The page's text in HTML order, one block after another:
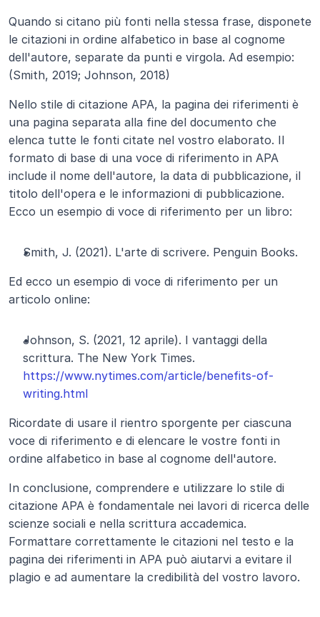
Quando si citano più fonti nella stessa frase, disponete
le citazioni in ordine alfabetico in base al cognome
dell'autore, separate da punti e virgola. Ad esempio:
(Smith, 2019; Johnson, 2018)
Nello stile di citazione APA, la pagina dei riferimenti è
una pagina separata alla fine del documento che
elenca tutte le fonti citate nel vostro elaborato. Il
formato di base di una voce di riferimento in APA
include il nome dell'autore, la data di pubblicazione, il
titolo dell'opera e le informazioni di pubblicazione.
Ecco un esempio di voce di riferimento per un libro:
Smith, J. (2021). L'arte di scrivere. Penguin Books.
Ed ecco un esempio di voce di riferimento per un
articolo online:
Johnson, S. (2021, 12 aprile). I vantaggi della
scrittura. The New York Times.
https://www.nytimes.com/article/benefits-of-
writing.html
Ricordate di usare il rientro sporgente per ciascuna
voce di riferimento e di elencare le vostre fonti in
ordine alfabetico in base al cognome dell'autore.
In conclusione, comprendere e utilizzare lo stile di
citazione APA è fondamentale nei lavori di ricerca delle
scienze sociali e nella scrittura accademica.
Formattare correttamente le citazioni nel testo e la
pagina dei riferimenti in APA può aiutarvi a evitare il
plagio e ad aumentare la credibilità del vostro lavoro.